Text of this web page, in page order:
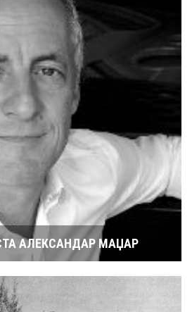
АЛЕКСАНДАР МАЏАР